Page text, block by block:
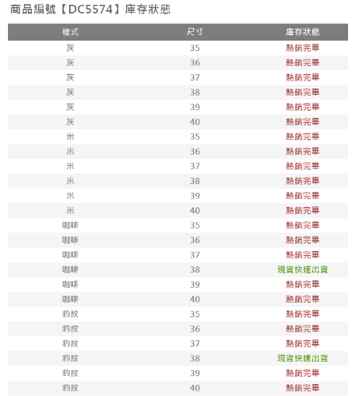
每筆NT$90，滿NT$999(含以上)免運費
離島郵局配送
每筆NT$90，滿NT$999(含以上)免運費
【宇迅國際】限一般住址，不支援智能櫃 查看運費